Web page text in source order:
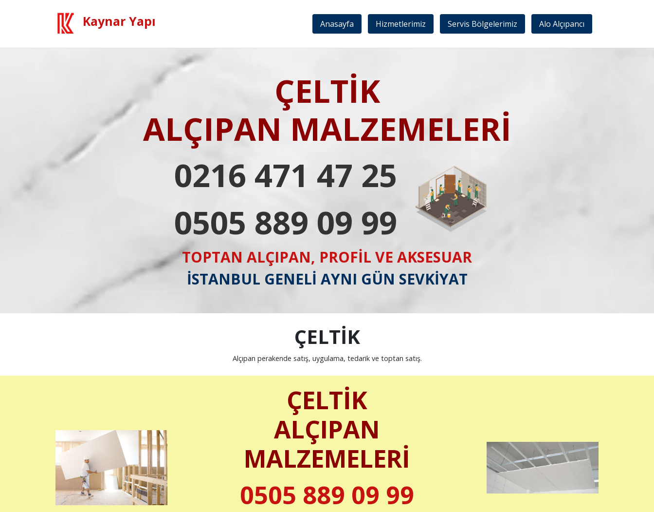
Kaynar Yapı Anasayfa Hizmetlerimiz Servis Bölgelerimiz Alo Alçıpancı
ÇELTİK
ALÇIPAN MALZEMELERİ
0216 471 47 25
0505 889 09 99
TOPTAN ALÇIPAN, PROFİL VE AKSESUAR
İSTANBUL GENELİ AYNI GÜN SEVKİYAT
ÇELTİK
Alçıpan perakende satış, uygulama, tedarik ve toptan satış.
ÇELTİK
ALÇIPAN
MALZEMELERİ
0505 889 09 99